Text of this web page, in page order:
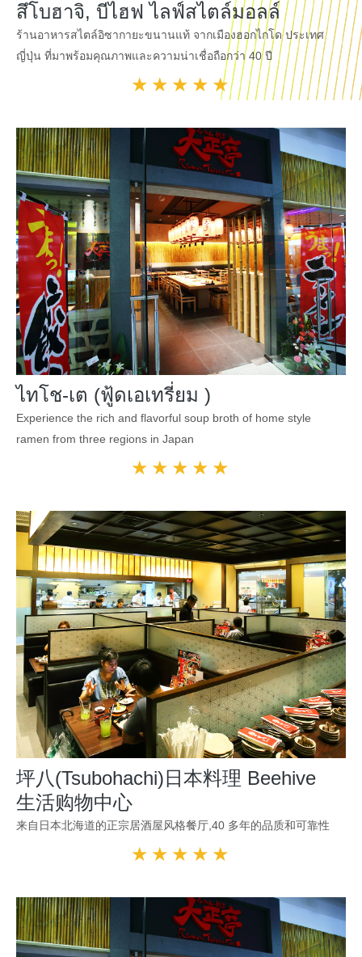
สึโบฮาจิ, บีไฮฟ ไลฟ์สไตล์มอลล์
ร้านอาหารสไตล์อิซากายะขนานแท้ จากเมืองฮอกไกโด ประเทศ
ญี่ปุ่น ที่มาพร้อมคุณภาพและความน่าเชื่อถือกว่า 40 ปี
★★★★★
ไทโช-เต (ฟู้ดเอเทรี่ยม )
Experience the rich and flavorful soup broth of home style
ramen from three regions in Japan
★★★★★
坪八(Tsubohachi)日本料理 Beehive
生活购物中心
来自日本北海道的正宗居酒屋风格餐厅,40 多年的品质和可靠性
★★★★★